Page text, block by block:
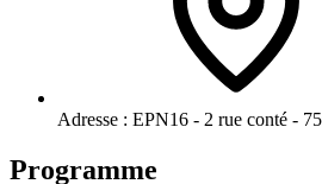
Adresse : EPN16 - 2 rue conté -
Programme